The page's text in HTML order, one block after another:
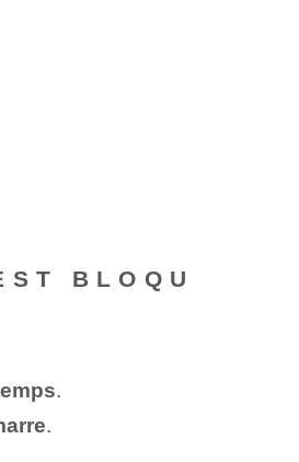
BLOQU
.
.